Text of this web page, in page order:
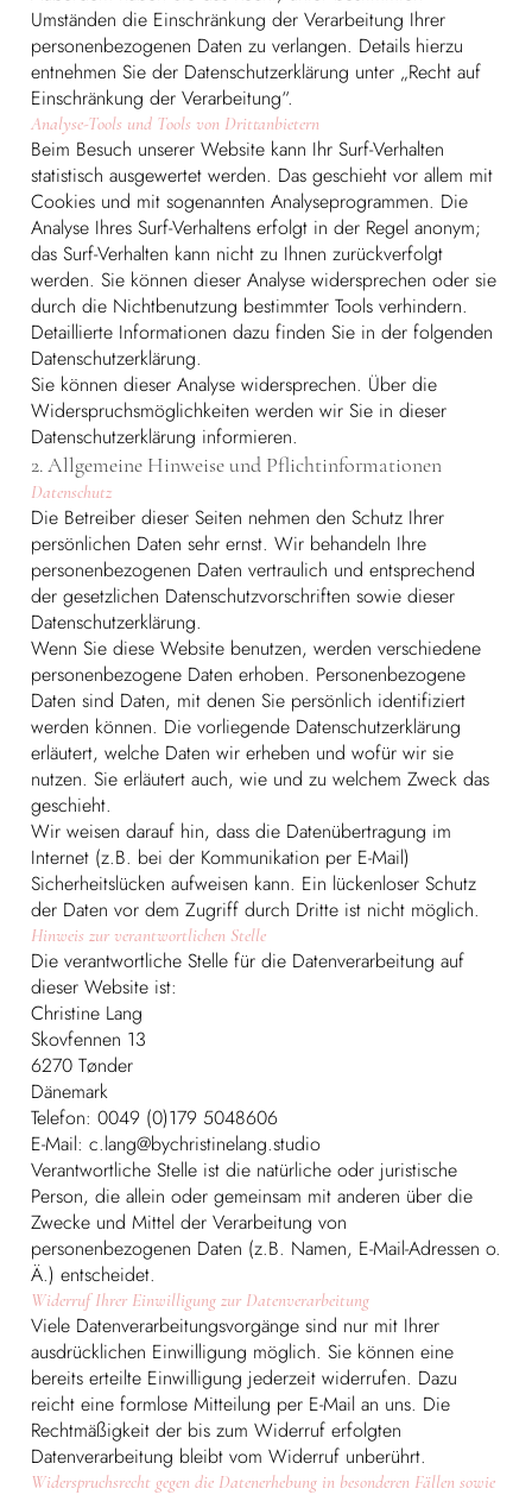
Umständen die Einschränkung der Verarbeitung Ihrer
personenbezogenen Daten zu verlangen. Details hierzu
entnehmen Sie der Datenschutzerklärung unter „Recht auf
Einschränkung der Verarbeitung“.
Analyse-Tools und Tools von Drittanbietern
Beim Besuch unserer Website kann Ihr Surf-Verhalten
statistisch ausgewertet werden. Das geschieht vor allem mit
Cookies und mit sogenannten Analyseprogrammen. Die
Analyse Ihres Surf-Verhaltens erfolgt in der Regel anonym;
das Surf-Verhalten kann nicht zu Ihnen zurückverfolgt
werden. Sie können dieser Analyse widersprechen oder sie
durch die Nichtbenutzung bestimmter Tools verhindern.
Detaillierte Informationen dazu finden Sie in der folgenden
Datenschutzerklärung.
Sie können dieser Analyse widersprechen. Über die
Widerspruchsmöglichkeiten werden wir Sie in dieser
Datenschutzerklärung informieren.
2. Allgemeine Hinweise und Pflichtinformationen
Datenschutz
Die Betreiber dieser Seiten nehmen den Schutz Ihrer
persönlichen Daten sehr ernst. Wir behandeln Ihre
personenbezogenen Daten vertraulich und entsprechend
der gesetzlichen Datenschutzvorschriften sowie dieser
Datenschutzerklärung.
Wenn Sie diese Website benutzen, werden verschiedene
personenbezogene Daten erhoben. Personenbezogene
Daten sind Daten, mit denen Sie persönlich identifiziert
werden können. Die vorliegende Datenschutzerklärung
erläutert, welche Daten wir erheben und wofür wir sie
nutzen. Sie erläutert auch, wie und zu welchem Zweck das
geschieht.
Wir weisen darauf hin, dass die Datenübertragung im
Internet (z.B. bei der Kommunikation per E-Mail)
Sicherheitslücken aufweisen kann. Ein lückenloser Schutz
der Daten vor dem Zugriff durch Dritte ist nicht möglich.
Hinweis zur verantwortlichen Stelle
Die verantwortliche Stelle für die Datenverarbeitung auf
dieser Website ist:
Christine Lang
Skovfennen 13
6270 Tønder
Dänemark
Telefon: 0049 (0)179 5048606
E-Mail: c.lang@bychristinelang.studio
Verantwortliche Stelle ist die natürliche oder juristische
Person, die allein oder gemeinsam mit anderen über die
Zwecke und Mittel der Verarbeitung von
personenbezogenen Daten (z.B. Namen, E-Mail-Adressen o.
Ä.) entscheidet.
Widerruf Ihrer Einwilligung zur Datenverarbeitung
Viele Datenverarbeitungsvorgänge sind nur mit Ihrer
ausdrücklichen Einwilligung möglich. Sie können eine
bereits erteilte Einwilligung jederzeit widerrufen. Dazu
reicht eine formlose Mitteilung per E-Mail an uns. Die
Rechtmäßigkeit der bis zum Widerruf erfolgten
Datenverarbeitung bleibt vom Widerruf unberührt.
Widerspruchsrecht gegen die Datenerhebung in besonderen Fällen sowie